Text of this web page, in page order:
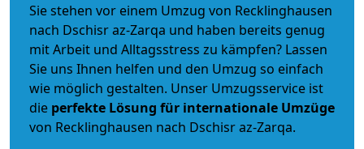
Sie stehen vor einem Umzug von Recklinghausen
nach Dschisr az-Zarqa und haben bereits genug
mit Arbeit und Alltagsstress zu kämpfen? Lassen
Sie uns Ihnen helfen und den Umzug so einfach
wie möglich gestalten. Unser Umzugsservice ist
die perfekte Lösung für internationale Umzüge
von Recklinghausen nach Dschisr az-Zarqa.